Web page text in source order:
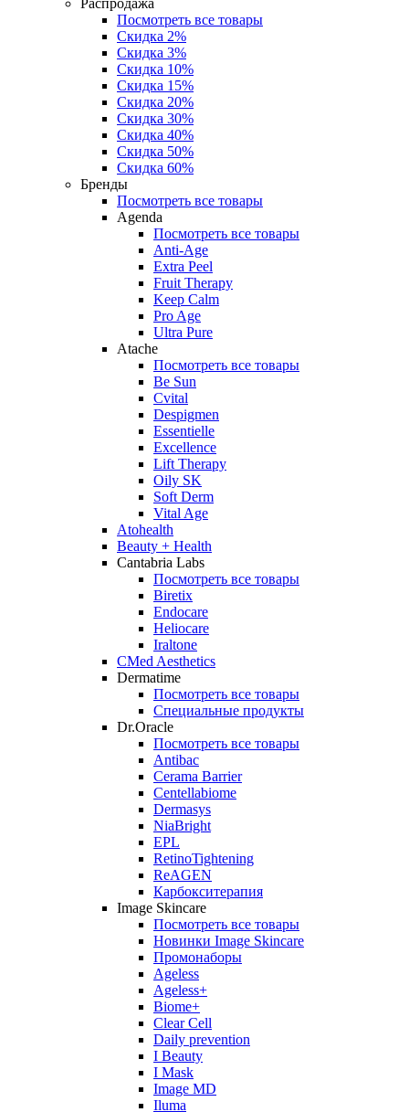
Распродажа
Посмотреть все товары
Скидка 2%
Скидка 3%
Скидка 10%
Скидка 15%
Скидка 20%
Скидка 30%
Скидка 40%
Скидка 50%
Скидка 60%
Бренды
Посмотреть все товары
Agenda
Посмотреть все товары
Anti‑Age
Extra Peel
Fruit Therapy
Keep Calm
Pro Age
Ultra Pure
Atache
Посмотреть все товары
Be Sun
Cvital
Despigmen
Essentielle
Excellence
Lift Therapy
Oily SK
Soft Derm
Vital Age
Atohealth
Beauty + Health
Cantabria Labs
Посмотреть все товары
Biretix
Endocare
Heliocare
Iraltone
CMed Aesthetics
Dermatime
Посмотреть все товары
Специальные продукты
Dr.Oracle
Посмотреть все товары
Antibac
Cerama Barrier
Centellabiome
Dermasys
NiaBright
EPL
RetinoTightening
ReAGEN
Карбокситерапия
Image Skincare
Посмотреть все товары
Новинки Image Skincare
Промонаборы
Ageless
Ageless+
Biome+
Clear Cell
Daily prevention
I Beauty
I Mask
Image MD
Iluma